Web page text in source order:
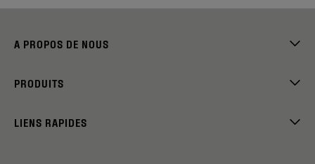
A PROPOS DE NOUS
PRODUITS
LIENS RAPIDES